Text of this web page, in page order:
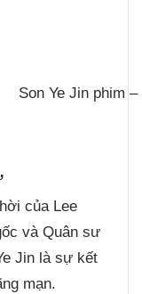
Son Ye Jin phim
của Lee
và Quân sư
Jin là sự kết
mạn.